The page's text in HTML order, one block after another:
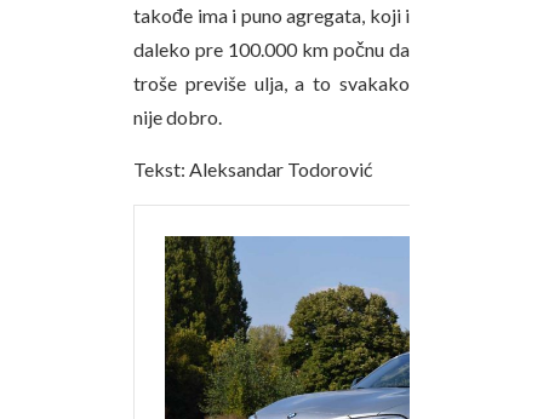
takođe ima i puno agregata, koji i
daleko pre 100.000 km počnu da
troše previše ulja, a to svakako
nije dobro.
Tekst: Aleksandar Todorović